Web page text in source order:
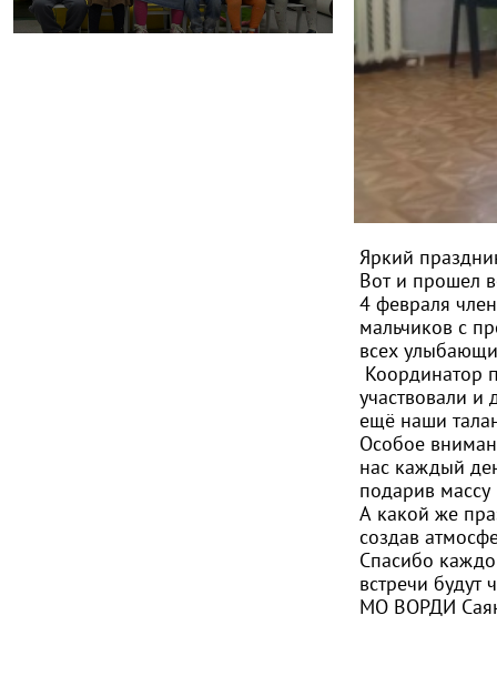
Яркий
Вот и прошел
4 февраля
мальчиков с
всех
Координатор
участвовали
ещё наши
Особое
нас каждый
подарив
А какой же
создав
Спасибо
встречи
МО ВОРДИ